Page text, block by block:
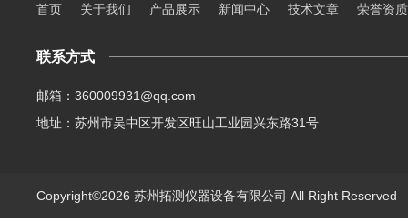
首页 关于我们 产品展示 新闻中心 技术文章 荣誉资质
联系方式
邮箱：360009931@qq.com
地址：苏州市吴中区开发区旺山工业园兴东路31号
Copyright©2026 苏州拓测仪器设备有限公司 All Right